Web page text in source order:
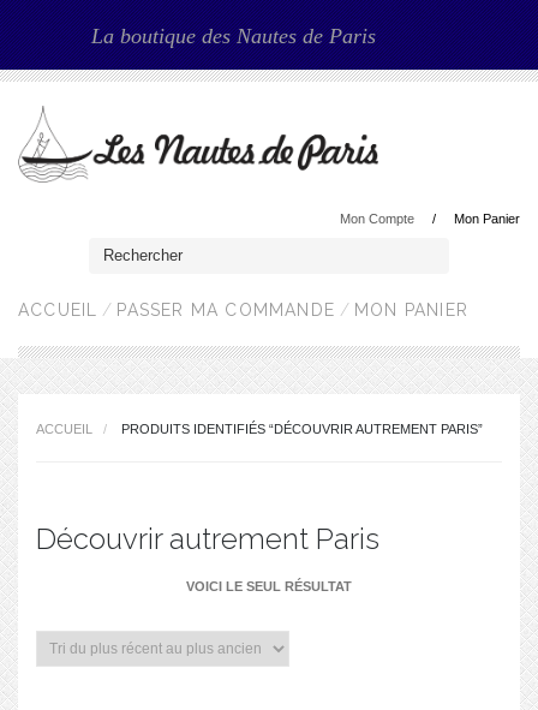
La boutique des Nautes de Paris
Mon Panier
Mon Compte
ACCUEIL PASSER MA COMMANDE MON PANIER
ACCUEIL PRODUITS IDENTIFIÉS “DÉCOUVRIR AUTREMENT PARIS”
Découvrir autrement Paris
VOICI LE SEUL RÉSULTAT